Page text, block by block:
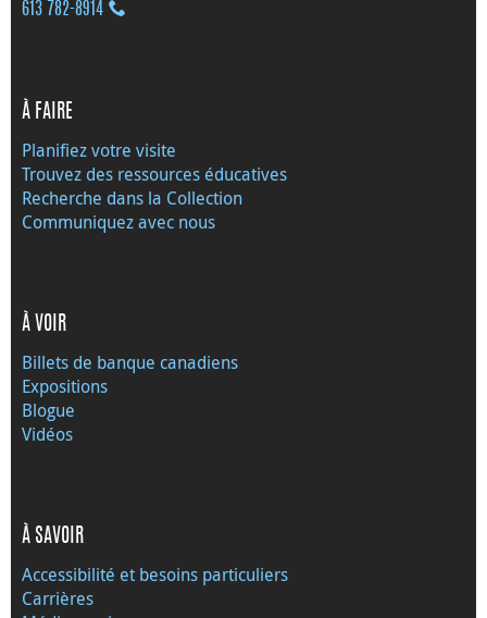
613 782‑8914
À FAIRE
Planifiez votre visite
Trouvez des ressources éducatives
Recherche dans la Collection
Communiquez avec nous
À VOIR
Billets de banque canadiens
Expositions
Blogue
Vidéos
À SAVOIR
Accessibilité et besoins particuliers
Carrières